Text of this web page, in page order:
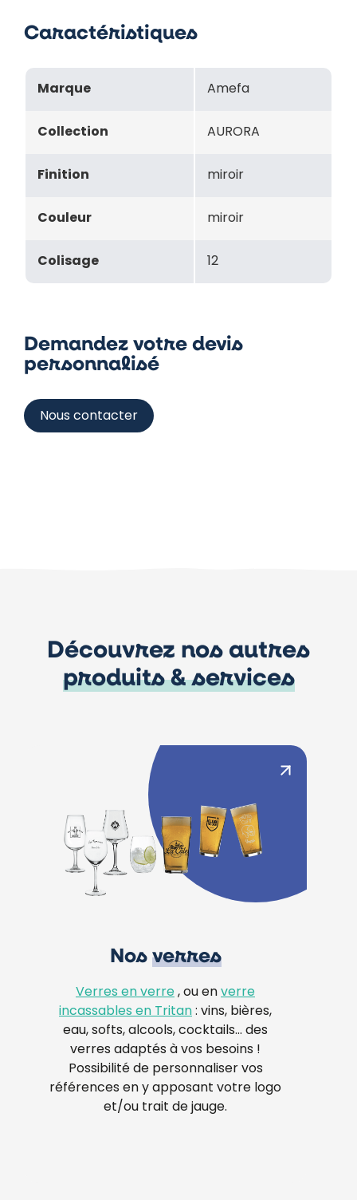
Caractéristiques
Marque Amefa
Collection AURORA
Finition miroir
Couleur miroir
Colisage 12
Demandez votre devis
personnalisé
Nous contacter
Découvrez nos autres
produits & services
Nos verres
Verres en verre , ou en verre
incassables en Tritan : vins, bières,
eau, softs, alcools, cocktails… des
verres adaptés à vos besoins !
Possibilité de personnaliser vos
références en y apposant votre logo
et/ou trait de jauge.